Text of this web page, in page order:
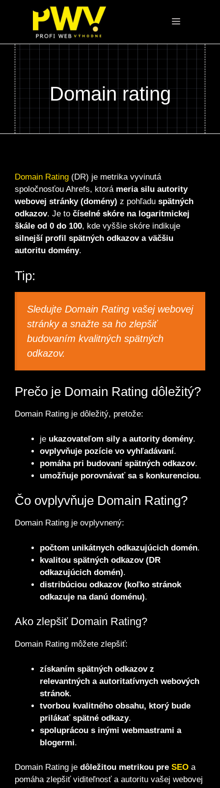
Menu
Domain rating
Domain Rating (DR) je metrika vyvinutá
spoločnosťou Ahrefs, ktorá meria silu autority
webovej stránky (domény) z pohľadu spätných
odkazov. Je to číselné skóre na logaritmickej
škále od 0 do 100, kde vyššie skóre indikuje
silnejší profil spätných odkazov a väčšiu
autoritu domény.
Tip:
Sledujte Domain Rating vašej webovej
stránky a snažte sa ho zlepšiť
budovaním kvalitných spätných
odkazov.
Prečo je Domain Rating dôležitý?
Domain Rating je dôležitý, pretože:
je ukazovateľom sily a autority domény.
ovplyvňuje pozície vo vyhľadávaní.
pomáha pri budovaní spätných odkazov.
umožňuje porovnávať sa s konkurenciou.
Čo ovplyvňuje Domain Rating?
Domain Rating je ovplyvnený:
počtom unikátnych odkazujúcich domén.
kvalitou spätných odkazov (DR
odkazujúcich domén).
distribúciou odkazov (koľko stránok
odkazuje na danú doménu).
Ako zlepšiť Domain Rating?
Domain Rating môžete zlepšiť:
získaním spätných odkazov z
relevantných a autoritatívnych webových
stránok.
tvorbou kvalitného obsahu, ktorý bude
prilákať spätné odkazy.
spoluprácou s inými webmastrami a
blogermi.
Domain Rating je dôležitou metrikou pre SEO a
pomáha zlepšiť viditeľnosť a autoritu vašej webovej